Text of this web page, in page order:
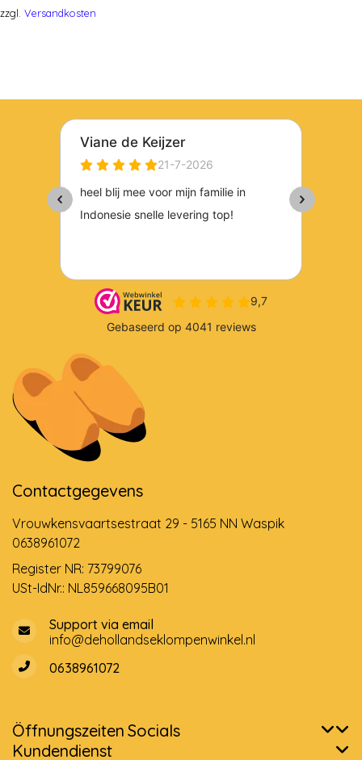
zzgl. Versandkosten
Contactgegevens
Vrouwkensvaartsestraat 29 - 5165 NN Waspik
0638961072
Register NR: 73799076
USt-IdNr.: NL859668095B01
Support via email
info@dehollandseklompenwinkel.nl
0638961072
Öffnungszeiten Socials
Kundendienst